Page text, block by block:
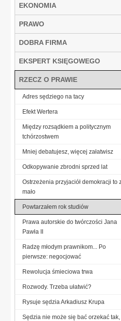
EKONOMIA
PRAWO
DOBRA FIRMA
EKSPERT KSIĘGOWEGO
RZECZ O PRAWIE
Adres sędziego na tacy
Efekt Wertera
Między rozsądkiem a politycznym
tchórzostwem
Mniej debatujesz, więcej załatwisz
Odkopywanie zbrodni sprzed lat
Ostrzeżenia przyjaciół demokracji to
mało
Powtarzałem rok studiów
Prawa autorskie do twórczości Jana
Pawła II
Radzę młodym prawnikom... Po
pierwsze: negocjować
Rewolucja śmieciowa trwa
Rozwody. Trzeba ułatwić?
Rysuje sędzia Arkadiusz Krupa
Sędzia nie może się bać orzekać tak,